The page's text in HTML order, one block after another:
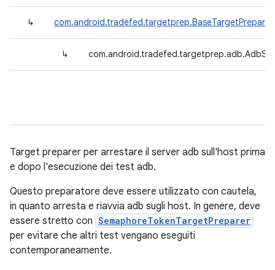
↳ com.android.tradefed.targetprep.BaseTargetPreparer
↳
Target preparer per arrestare il server adb sull'host prima
e dopo l'esecuzione dei test adb.
Questo preparatore deve essere utilizzato con cautela,
in quanto arresta e riavvia adb sugli host. In genere, deve
essere stretto con SemaphoreTokenTargetPreparer
per evitare che altri test vengano eseguiti
contemporaneamente.